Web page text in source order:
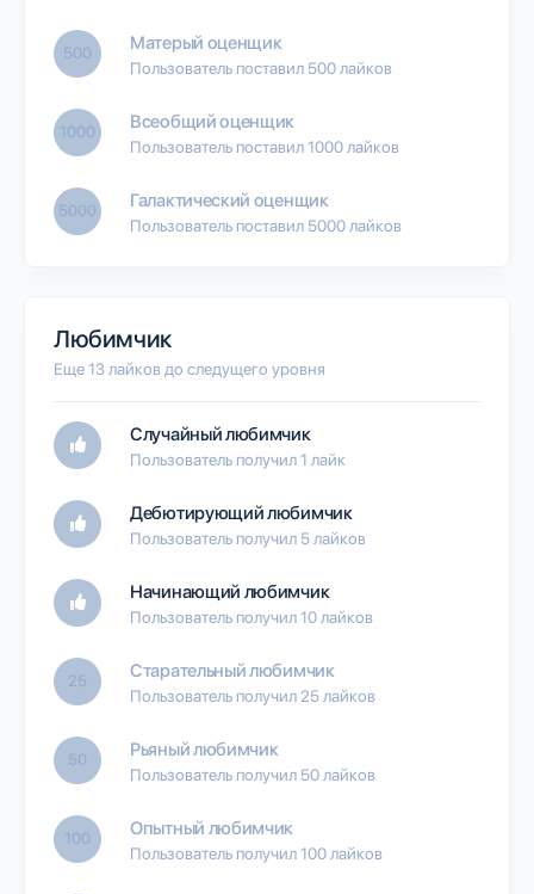
500 Матерый оценщик
Пользователь поставил 500 лайков
1000 Всеобщий оценщик
Пользователь поставил 1000 лайков
5000 Галактический оценщик
Пользователь поставил 5000 лайков
Любимчик
Еще 13 лайков до следущего уровня
Случайный любимчик
Пользователь получил 1 лайк
Дебютирующий любимчик
Пользователь получил 5 лайков
Начинающий любимчик
Пользователь получил 10 лайков
25 Старательный любимчик
Пользователь получил 25 лайков
50 Рьяный любимчик
Пользователь получил 50 лайков
100 Опытный любимчик
Пользователь получил 100 лайков